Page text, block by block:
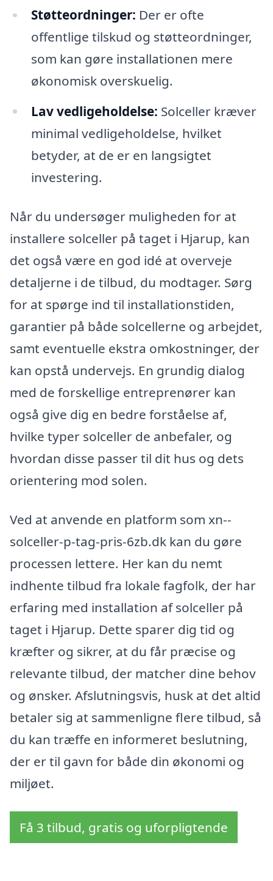
Støtteordninger: Der er ofte
offentlige tilskud og støtteordninger,
som kan gøre installationen mere
økonomisk overskuelig.
Lav vedligeholdelse: Solceller kræver
minimal vedligeholdelse, hvilket
betyder, at de er en langsigtet
investering.
Når du undersøger muligheden for at
installere solceller på taget i Hjarup, kan
det også være en god idé at overveje
detaljerne i de tilbud, du modtager. Sørg
for at spørge ind til installationstiden,
garantier på både solcellerne og arbejdet,
samt eventuelle ekstra omkostninger, der
kan opstå undervejs. En grundig dialog
med de forskellige entreprenører kan
også give dig en bedre forståelse af,
hvilke typer solceller de anbefaler, og
hvordan disse passer til dit hus og dets
orientering mod solen.
Ved at anvende en platform som xn--
solceller-p-tag-pris-6zb.dk kan du gøre
processen lettere. Her kan du nemt
indhente tilbud fra lokale fagfolk, der har
erfaring med installation af solceller på
taget i Hjarup. Dette sparer dig tid og
kræfter og sikrer, at du får præcise og
relevante tilbud, der matcher dine behov
og ønsker. Afslutningsvis, husk at det altid
betaler sig at sammenligne flere tilbud, så
du kan træffe en informeret beslutning,
der er til gavn for både din økonomi og
miljøet.
Få 3 tilbud, gratis og uforpligtende